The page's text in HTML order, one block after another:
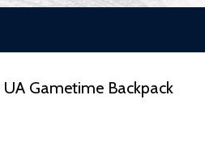
Gametime Backpack